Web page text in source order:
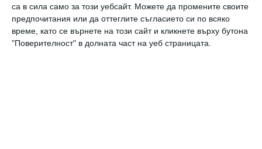
са в сила само за този уебсайт. Можете да промените своите
предпочитания или да оттеглите съгласието си по всяко
време, като се върнете на този сайт и кликнете върху бутона
"Поверителност" в долната част на уеб страницата.
Какви са изводите